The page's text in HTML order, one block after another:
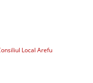
Local Arefu